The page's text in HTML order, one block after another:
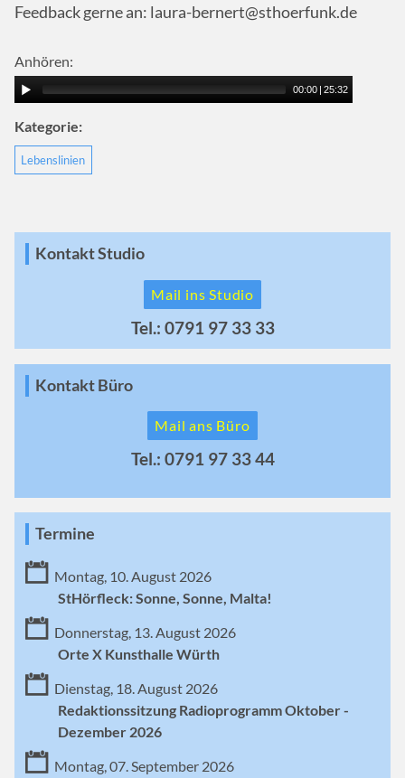
Feedback gerne an: laura-bernert@sthoerfunk.de
Anhören:
00:00 | 25:32
Kategorie:
Lebenslinien
Kontakt Studio
Mail ins Studio
Tel.: 0791 97 33 33
Kontakt Büro
Mail ans Büro
Tel.: 0791 97 33 44
Termine
Montag, 10. August 2026
StHörfleck: Sonne, Sonne, Malta!
Donnerstag, 13. August 2026
Orte X Kunsthalle Würth
Dienstag, 18. August 2026
Redaktionssitzung Radioprogramm Oktober -
Dezember 2026
Montag, 07. September 2026